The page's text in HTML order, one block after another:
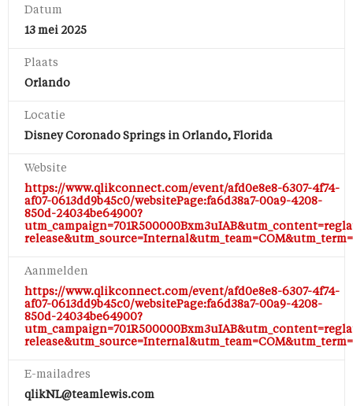
Datum
13 mei 2025
Plaats
Orlando
Locatie
Disney Coronado Springs in Orlando, Florida
Website
https://www.qlikconnect.com/event/afd0e8e8-6307-4f74-
af07-0613dd9b45c0/websitePage:fa6d38a7-00a9-4208-
850d-24034be64900?
Aanmelden
https://www.qlikconnect.com/event/afd0e8e8-6307-4f74-
af07-0613dd9b45c0/websitePage:fa6d38a7-00a9-4208-
850d-24034be64900?
E-mailadres
qlikNL@teamlewis.com